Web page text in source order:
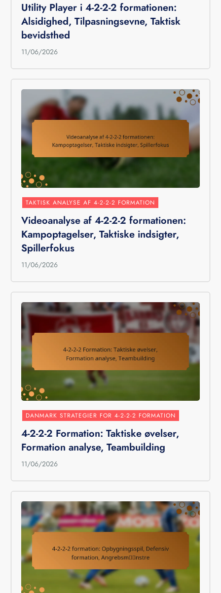
Utility Player i 4-2-2-2 formationen:
Alsidighed, Tilpasningsevne, Taktisk
bevidsthed
11/06/2026
TAKTISK ANALYSE AF 4-2-2-2 FORMATION
Videoanalyse af 4-2-2-2 formationen:
Kampoptagelser, Taktiske indsigter,
Spillerfokus
11/06/2026
DANMARK STRATEGIER FOR 4-2-2-2 FORMATION
4-2-2-2 Formation: Taktiske øvelser,
Formation analyse, Teambuilding
11/06/2026